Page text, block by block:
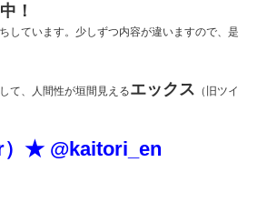
！
しています。少しずつ内容が違いますので、是
て、人間性が垣間見えるエックス （旧ツイ
★ @kaitori_en